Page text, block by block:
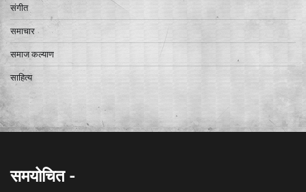
संगीत
समाचार
समाज कल्याण
साहित्य
समयोचित -